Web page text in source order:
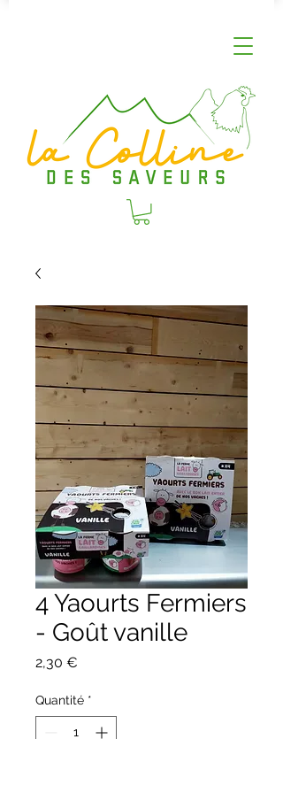
4 Yaourts Fermiers
- Goût vanille
2,30 €
Quantité *